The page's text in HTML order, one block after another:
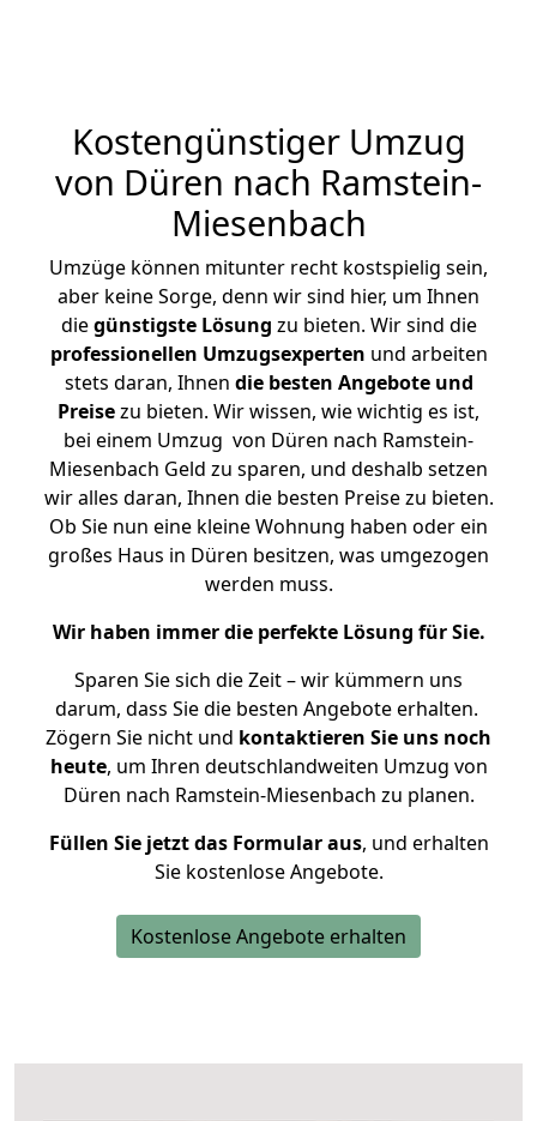
Kostengünstiger Umzug
von Düren nach Ramstein-
Miesenbach
Umzüge können mitunter recht kostspielig sein,
aber keine Sorge, denn wir sind hier, um Ihnen
diegünstigste Lösung zu bieten. Wir sind die
professionellen Umzugsexperten und arbeiten
stets daran, Ihnen die besten Angebote und
Preisezu bieten. Wir wissen, wie wichtig es ist,
bei einem Umzug von Düren nach Ramstein-
Miesenbach Geld zu sparen, und deshalb setzen
wir alles daran, Ihnen die besten Preise zu bieten.
Ob Sie nun eine kleine Wohnung haben oder ein
großes Haus in Düren besitzen, was umgezogen
werden muss.
Wir haben immer die perfekte Lösung für Sie.
Sparen Sie sich die Zeit – wir kümmern uns
darum, dass Sie die besten Angebote erhalten.
Zögern Sie nicht und kontaktieren Sie uns noch
heute, um Ihren deutschlandweiten Umzug von
Düren nach Ramstein-Miesenbach zu planen.
Füllen Sie jetzt das Formular aus, und erhalten
Sie kostenlose Angebote.
Kostenlose Angebote erhalten